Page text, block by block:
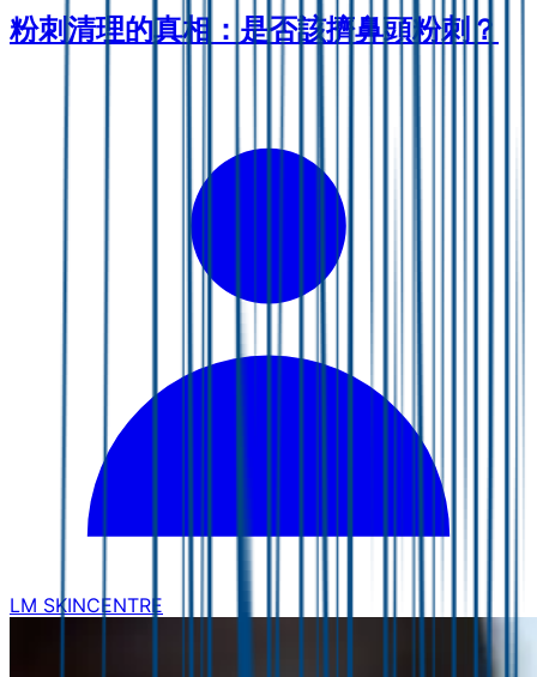
粉刺清理的真相：是否該擠鼻頭粉刺？
LM SKINCENTRE